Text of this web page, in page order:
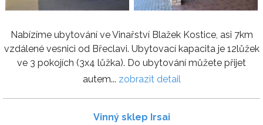
Nabízíme ubytování ve Vinařství Blažek Kostice, asi 7km
vzdálené vesnici od Břeclavi. Ubytovací kapacita je 12lůžek
ve 3 pokojích (3x4 lůžka). Do ubytování můžete přijet
autem... zobrazit detail
Vinný sklep Irsai